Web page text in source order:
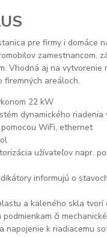
pre firmy i domáce
zamestnancom,
Vhodná aj na vytvorenie
firemných areáloch.
22 kW
dynamického riadenia
WiFi, ethernet
užívateľov napr.
informujú o
a kaleného skla tvorí
podmienkam či
napojenie k riadiacemu